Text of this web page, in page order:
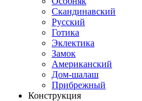
Скандинавский
Русский
Готика
Эклектика
Замок
Американский
Дом-шалаш
Прибрежный
Конструкция